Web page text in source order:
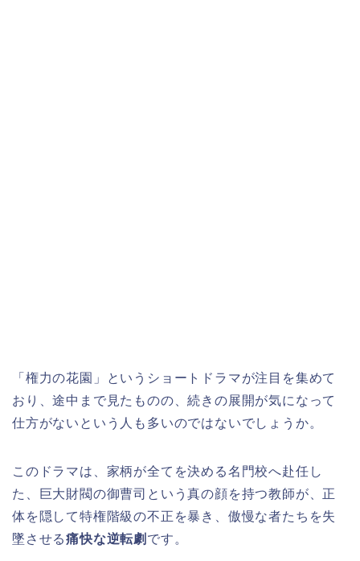
「権力の花園」というショートドラマが注目を集めて
おり、途中まで見たものの、続きの展開が気になって
仕方がないという人も多いのではないでしょうか。
このドラマは、家柄が全てを決める名門校へ赴任し
た、巨大財閥の御曹司という真の顔を持つ教師が、正
体を隠して特権階級の不正を暴き、傲慢な者たちを失
墜させる痛快な逆転劇 です。